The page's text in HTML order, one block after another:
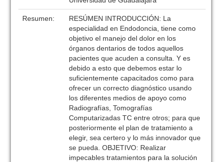
Resumen:
RESÚMEN INTRODUCCIÓN: La
especialidad en Endodoncia, tiene como
objetivo el manejo del dolor en los
órganos dentarios de todos aquellos
pacientes que acuden a consulta. Y es
debido a esto que debemos estar lo
suficientemente capacitados como para
ofrecer un correcto diagnóstico usando
los diferentes medios de apoyo como
Radiografías, Tomografías
Computarizadas TC entre otros; para que
posteriormente el plan de tratamiento a
elegir, sea certero y lo más innovador que
se pueda. OBJETIVO: Realizar
impecables tratamientos para la solución